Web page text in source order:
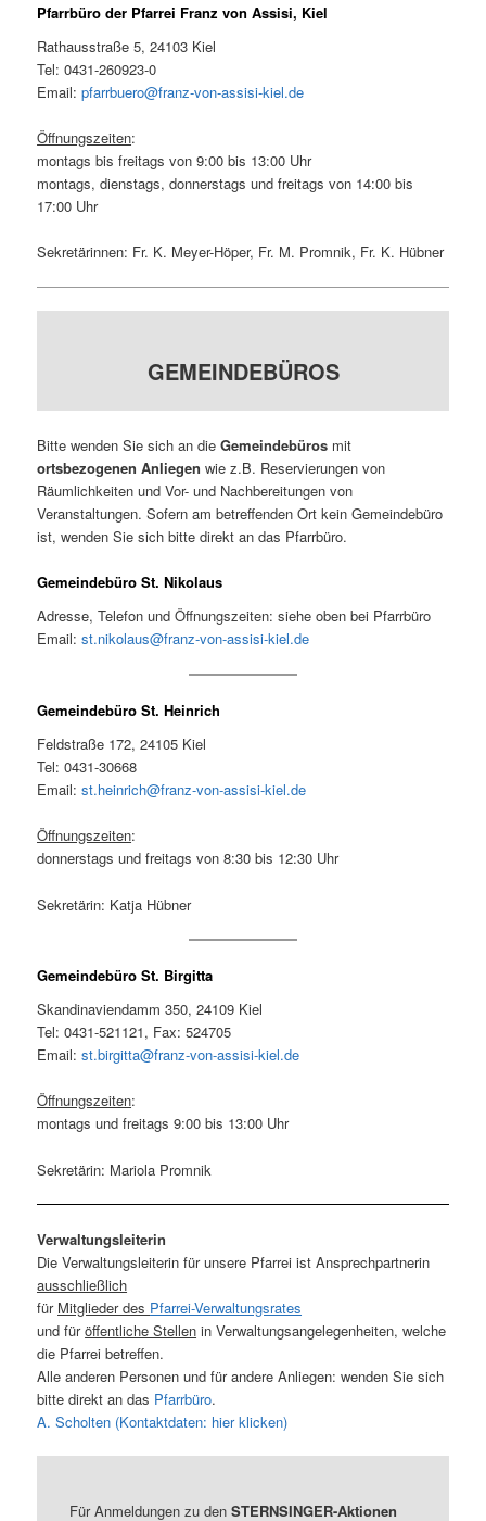
Pfarrbüro der Pfarrei Franz von Assisi, Kiel
Rathausstraße 5, 24103 Kiel
Tel: 0431-260923-0
Email:pfarrbuero@franz-von-assisi-kiel.de
Öffnungszeiten:
montags bis freitags von 9:00 bis 13:00 Uhr
montags, dienstags, donnerstags und freitags von 14:00 bis
17:00 Uhr
Sekretärinnen: Fr. K. Meyer-Höper, Fr. M. Promnik, Fr. K. Hübner
GEMEINDEBÜROS
Bitte wenden Sie sich an dieGemeindebüros mit
ortsbezogenen Anliegen wie z.B. Reservierungen von
Räumlichkeiten und Vor- und Nachbereitungen von
Veranstaltungen. Sofern am betreffenden Ort kein Gemeindebüro
ist, wenden Sie sich bitte direkt an das Pfarrbüro.
Gemeindebüro St. Nikolaus
Adresse, Telefon und Öffnungszeiten: siehe oben bei Pfarrbüro
Email:st.nikolaus@franz-von-assisi-kiel.de
Gemeindebüro St. Heinrich
Feldstraße 172, 24105 Kiel
Tel: 0431-30668
Email:st.heinrich@franz-von-assisi-kiel.de
Öffnungszeiten:
donnerstags und freitags von 8:30 bis 12:30 Uhr
Sekretärin: Katja Hübner
Gemeindebüro St. Birgitta
Skandinaviendamm 350, 24109 Kiel
Tel: 0431-521121, Fax: 524705
Email:st.birgitta@franz-von-assisi-kiel.de
Öffnungszeiten:
montags und freitags 9:00 bis 13:00 Uhr
Sekretärin: Mariola Promnik
Verwaltungsleiterin
Die Verwaltungsleiterin für unsere Pfarrei ist Ansprechpartnerin
ausschließlich
für Mitglieder des Pfarrei-Verwaltungsrates
und füröffentliche Stellen in Verwaltungsangelegenheiten, welche
die Pfarrei betreffen.
Alle anderen Personen und für andere Anliegen: wenden Sie sich
bitte direkt an das Pfarrbüro.
A. Scholten (Kontaktdaten: hier klicken)
Für Anmeldungen zu denSTERNSINGER-Aktionen